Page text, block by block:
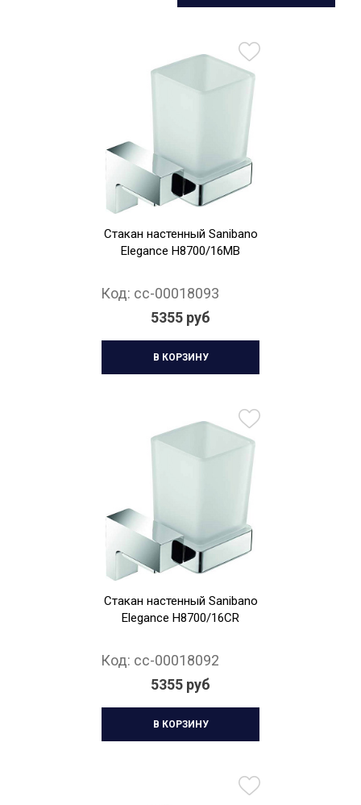
Стакан настенный Sanibano
Elegance H8700/16MB
Код: cc-00018093
5355 руб
В КОРЗИНУ
Стакан настенный Sanibano
Elegance H8700/16CR
Код: cc-00018092
5355 руб
В КОРЗИНУ